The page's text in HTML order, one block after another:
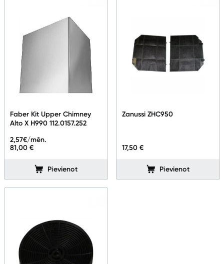
Ražotāju atjaunota tehnika
Vēlmju saraksts
Piegāde un apmaksa
Tehnikas izvešana
Uzņēmumiem
Kontakti
Informācija
Faber Kit Upper Chimney
Alto X H990 112.0157.252
81,00 €
2,57€/mēn.
Pievienot
Zanussi ZHC950
17,50 €
Pievienot